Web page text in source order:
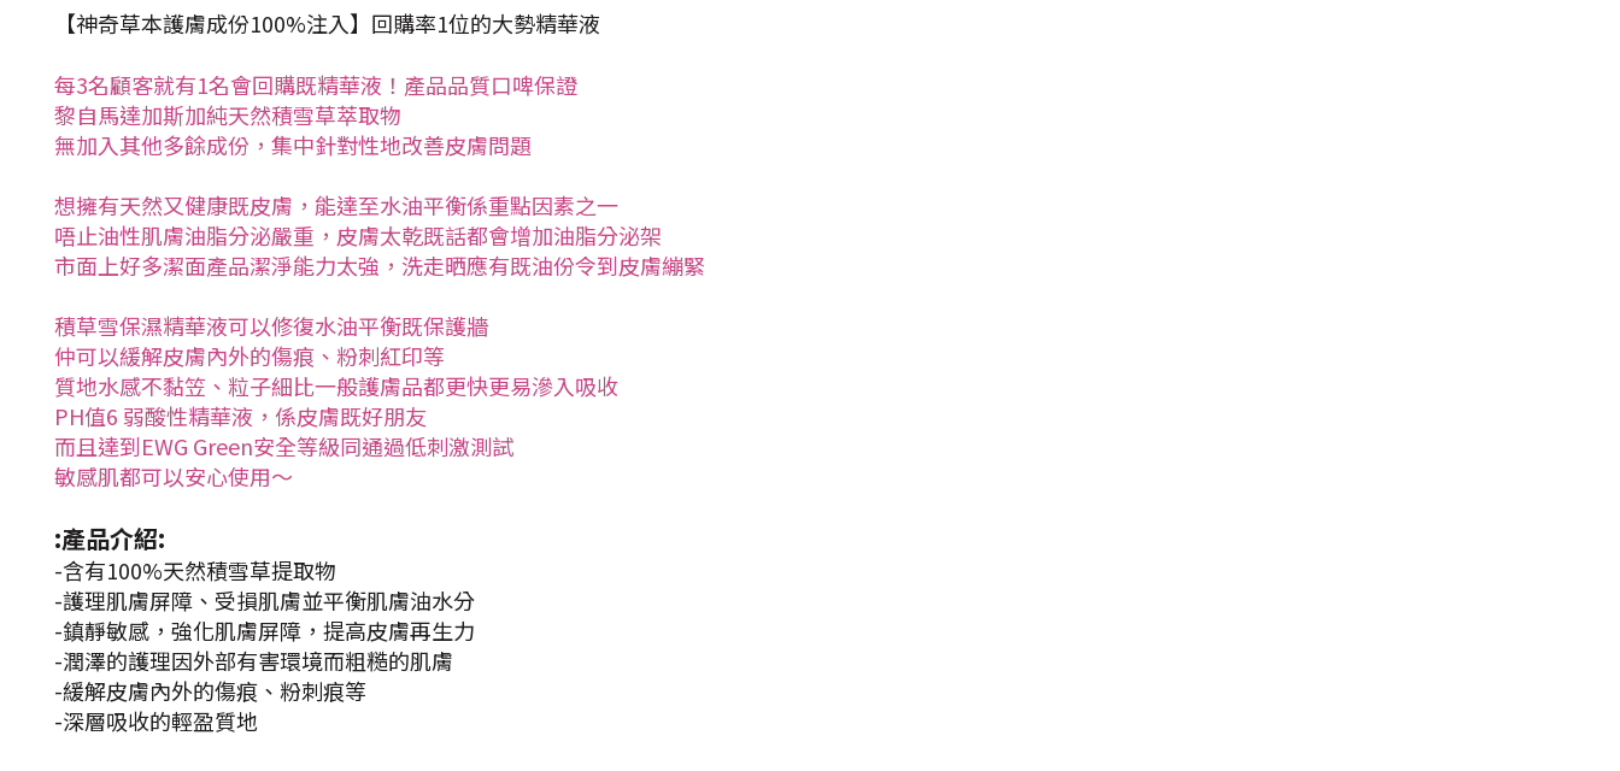
【神奇草本護膚成份100%注入】回購率1位的大勢精華液
每3名顧客就有1名會回購既精華液！產品品質口啤保證
黎自馬達加斯加純天然積雪草萃取物
無加入其他多餘成份，集中針對性地改善皮膚問題
想擁有天然又健康既皮膚，能達至水油平衡係重點因素之一
唔止油性肌膚油脂分泌嚴重，皮膚太乾既話都會增加油脂分泌架
市面上好多潔面產品潔淨能力太強，洗走晒應有既油份令到皮膚繃緊
積草雪保濕精華液可以修復水油平衡既保護牆
仲可以緩解皮膚內外的傷痕、粉刺紅印等
質地水感不黏笠、粒子細比一般護膚品都更快更易滲入吸收
PH值6 弱酸性精華液，係皮膚既好朋友
而且達到EWG Green安全等級同通過低刺激測試
敏感肌都可以安心使用～
:產品介紹:
-含有100%天然積雪草提取物
-護理肌膚屏障、受損肌膚並平衡肌膚油水分
-鎮靜敏感，強化肌膚屏障，提高皮膚再生力
-潤澤的護理因外部有害環境而粗糙的肌膚
-緩解皮膚內外的傷痕、粉刺痕等
-深層吸收的輕盈質地